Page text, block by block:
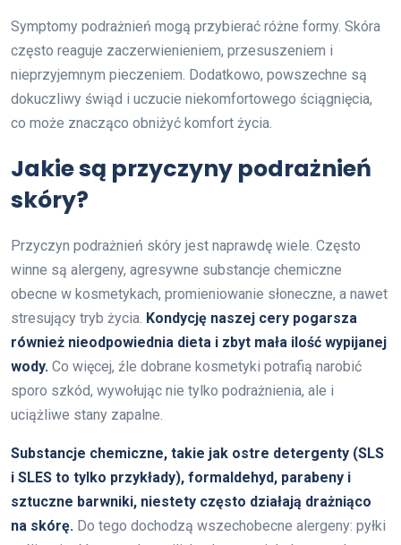
Symptomy podrażnień mogą przybierać różne formy. Skóra
często reaguje zaczerwienieniem, przesuszeniem i
nieprzyjemnym pieczeniem. Dodatkowo, powszechne są
dokuczliwy świąd i uczucie niekomfortowego ściągnięcia,
co może znacząco obniżyć komfort życia.
Jakie są przyczyny podrażnień
skóry?
Przyczyn podrażnień skóry jest naprawdę wiele. Często
winne są alergeny, agresywne substancje chemiczne
obecne w kosmetykach, promieniowanie słoneczne, a nawet
stresujący tryb życia. Kondycję naszej cery pogarsza
również nieodpowiednia dieta i zbyt mała ilość wypijanej
wody. Co więcej, źle dobrane kosmetyki potrafią narobić
sporo szkód, wywołując nie tylko podrażnienia, ale i
uciążliwe stany zapalne.
Substancje chemiczne, takie jak ostre detergenty (SLS
i SLES to tylko przykłady), formaldehyd, parabeny i
sztuczne barwniki, niestety często działają drażniąco
na skórę. Do tego dochodzą wszechobecne alergeny: pyłki